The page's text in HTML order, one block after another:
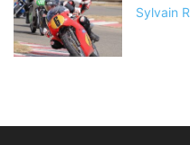
Sylvain R